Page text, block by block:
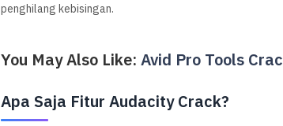
penghilang kebisingan.
You May Also Like:Avid Pro Tools
Apa Saja Fitur Audacity Crack?